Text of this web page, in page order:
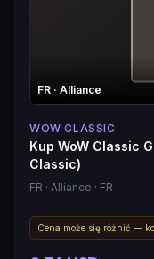
FR · Alliance
WOW CLASSIC
Kup WoW Classic
Classic)
FR · Alliance · FR
Cena może się różnić —